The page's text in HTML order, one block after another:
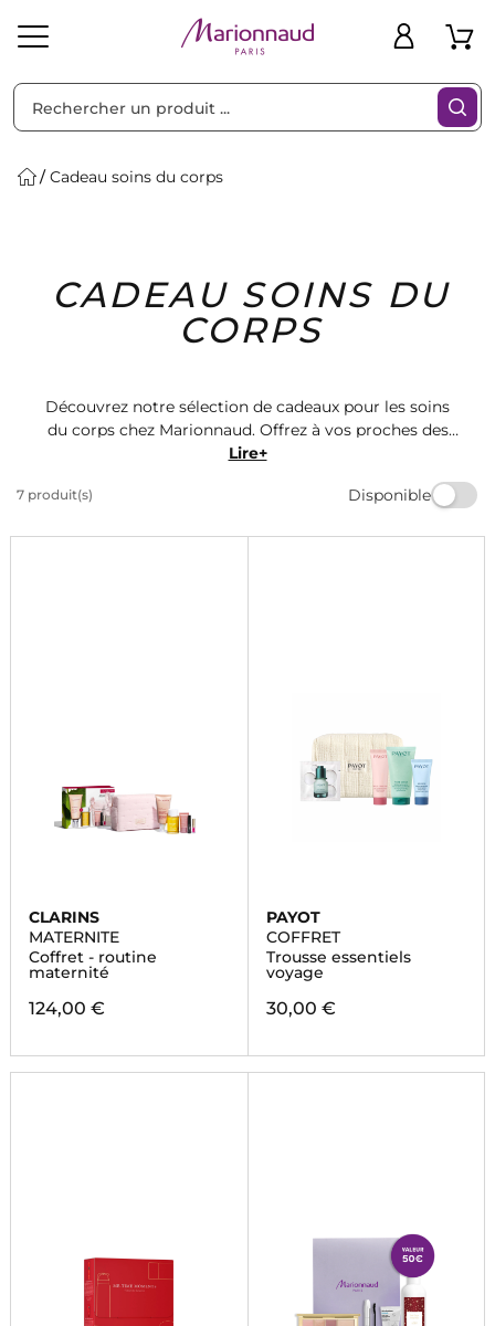
Solaire Homme Marques Idées
Cadeaux
Bons
Plans
Cadeau soins du corps
CADEAU SOINS DU
CORPS
Découvrez notre sélection de cadeaux pour les soins
du corps chez Marionnaud. Offrez à vos proches des
produits de qualité pour prendre soin de leur peau et
parfait parmi notre large gamme de produits de
Lire+
7 produit(s) Disponible
Filtres
CLARINS
MATERNITE
Coffret - routine
maternité
124,00 €
PAYOT
COFFRET
Trousse essentiels
voyage
30,00 €